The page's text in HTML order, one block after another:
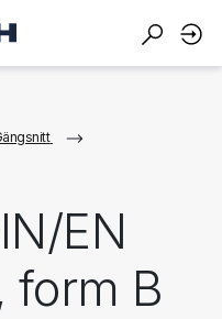
EN
form B